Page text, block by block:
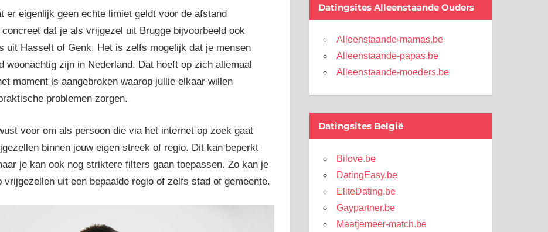
er eigenlijk geen echte limiet geldt voor de afstand
dat je als vrijgezel uit Brugge bijvoorbeeld ook
uit Hasselt of Genk. Het is zelfs mogelijk dat je mensen
woonachtig zijn in Nederland. Dat hoeft op zich allemaal
moment is aangebroken waarop jullie elkaar willen
problemen zorgen.
voor om als persoon die via het internet op zoek gaat
binnen jouw eigen streek of regio. Dit kan beperkt
je kan ook nog striktere filters gaan toepassen. Zo kan je
uit een bepaalde regio of zelfs stad of gemeente.
Datingsites Alleenstaande Ouders
Alleenstaande-mamas.be
Alleenstaande-papas.be
Alleenstaande-moeders.be
Datingsites België
Bilove.be
DatingEasy.be
EliteDating.be
Gaypartner.be
Maatjemeer-match.be